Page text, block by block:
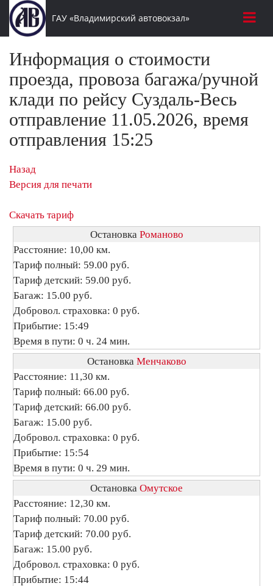
ГАУ «Владимирский автовокзал»
Информация о стоимости
проезда, провоза багажа/ручной
клади по рейсу Суздаль-Весь
отправление 11.05.2026, время
отправления 15:25
Назад
Версия для печати
Скачать тариф
Остановка Романово
Расстояние: 10,00 км.
Тариф полный: 59.00 руб.
Тариф детский: 59.00 руб.
Багаж: 15.00 руб.
Добровол. страховка: 0 руб.
Прибытие: 15:49
Время в пути: 0 ч. 24 мин.
Остановка Менчаково
Расстояние: 11,30 км.
Тариф полный: 66.00 руб.
Тариф детский: 66.00 руб.
Багаж: 15.00 руб.
Добровол. страховка: 0 руб.
Прибытие: 15:54
Время в пути: 0 ч. 29 мин.
Остановка Омутское
Расстояние: 12,30 км.
Тариф полный: 70.00 руб.
Тариф детский: 70.00 руб.
Багаж: 15.00 руб.
Добровол. страховка: 0 руб.
Прибытие: 15:44